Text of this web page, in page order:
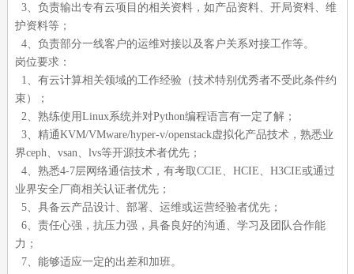
3、负责输出专有云项目的相关资料，如产品资料、开局资料、维
护资料等；
4、负责部分一线客户的运维对接以及客户关系对接工作等。
岗位要求：
1、有云计算相关领域的工作经验（技术特别优秀者不受此条件约
束）；
2、熟练使用Linux系统并对Python编程语言有一定了解；
3、精通KVM/VMware/hyper-v/openstack虚拟化产品技术，熟悉业
界ceph、vsan、lvs等开源技术者优先；
4、熟悉4-7层网络通信技术，有考取CCIE、HCIE、H3CIE或通过
业界安全厂商相关认证者优先；
5、具备云产品设计、部署、运维或运营经验者优先；
6、责任心强，抗压力强，具备良好的沟通、学习及团队合作能
力；
7、能够适应一定的出差和加班。